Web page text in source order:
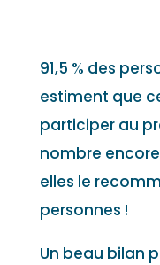
91,5 % des
estiment que
participer au
nombre
elles le
personnes !
Un beau bilan